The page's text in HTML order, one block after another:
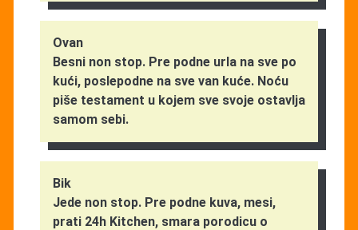
Ovan
Besni non stop. Pre podne urla na sve po
kući, poslepodne na sve van kuće. Noću
piše testament u kojem sve svoje ostavlja
samom sebi.
Bik
Jede non stop. Pre podne kuva, mesi,
prati 24h Kitchen, smara porodicu o